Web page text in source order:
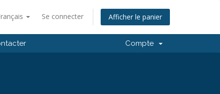
Se connecter Afficher le panier
Compte